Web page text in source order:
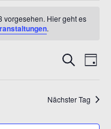
vorgesehen. Hier geht es
.
SUCHE
SucheTag
Nächster Tag